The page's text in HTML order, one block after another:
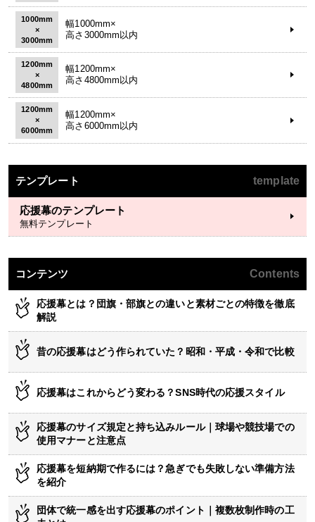
1000mm
×
3000mm
幅1000mm×
高さ3000mm以内
1200mm
×
4800mm
幅1200mm×
高さ4800mm以内
1200mm
×
6000mm
幅1200mm×
高さ6000mm以内
テンプレート template
応援幕のテンプレート
無料テンプレート
コンテンツ Contents
応援幕とは？団旗・部旗との違いと素材ごとの特徴を徹底
解説
昔の応援幕はどう作られていた？昭和・平成・令和で比較
応援幕はこれからどう変わる？SNS時代の応援スタイル
応援幕のサイズ規定と持ち込みルール｜球場や競技場での
使用マナーと注意点
応援幕を短納期で作るには？急ぎでも失敗しない準備方法
を紹介
団体で統一感を出す応援幕のポイント｜複数枚制作時の工